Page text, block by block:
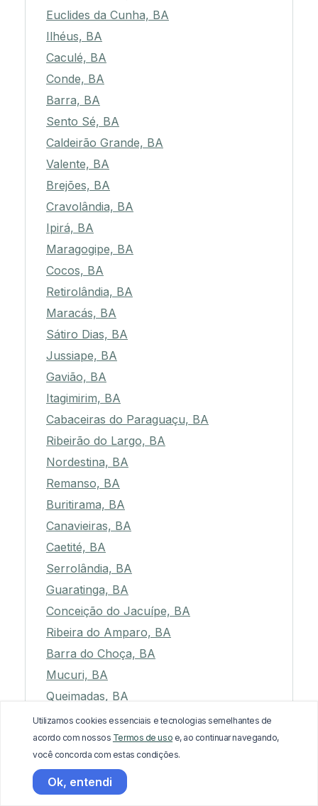
Euclides da Cunha, BA
Ilhéus, BA
Caculé, BA
Conde, BA
Barra, BA
Sento Sé, BA
Caldeirão Grande, BA
Valente, BA
Brejões, BA
Cravolândia, BA
Ipirá, BA
Maragogipe, BA
Cocos, BA
Retirolândia, BA
Maracás, BA
Sátiro Dias, BA
Jussiape, BA
Gavião, BA
Itagimirim, BA
Cabaceiras do Paraguaçu, BA
Ribeirão do Largo, BA
Nordestina, BA
Remanso, BA
Buritirama, BA
Canavieiras, BA
Caetité, BA
Serrolândia, BA
Guaratinga, BA
Conceição do Jacuípe, BA
Ribeira do Amparo, BA
Barra do Choça, BA
Mucuri, BA
Queimadas, BA
Carinhanha, BA
Prado, BA
Bom Jesus da Lapa, BA
Biritinga, BA
Utilizamos cookies essenciais e tecnologias semelhantes de
acordo com nossos Termos de uso e, ao continuar navegando,
você concorda com estas condições.
Ok, entendi